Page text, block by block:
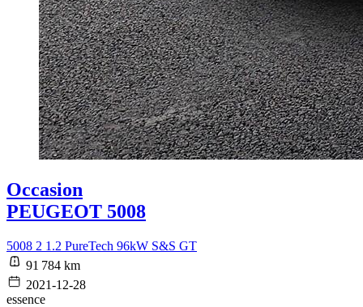
Occasion
PEUGEOT 5008
5008 2 1.2 PureTech 96kW S&S GT
91 784 km
2021-12-28
essence